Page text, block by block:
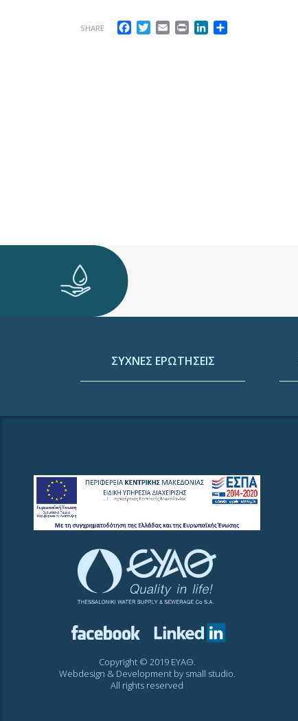
SHARE Facebook
Twitter
EmailPrintLinkedIn
ΣΥΧΝΕΣ ΕΡΩΤΗΣΕΙΣ
Copyright © 2019 ΕΥΑΘ.
Webdesign & Development by small studio.
All rights reserved